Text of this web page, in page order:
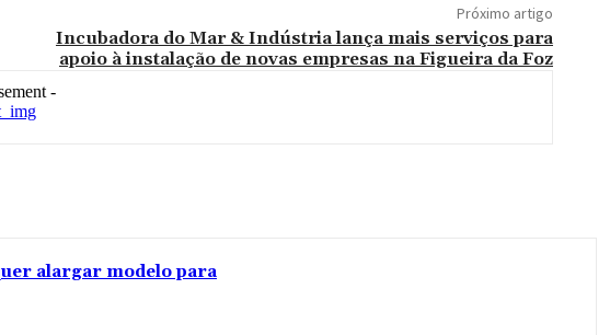
Próximo artigo
Incubadora do Mar & Indústria lança mais serviços para
apoio à instalação de novas empresas na Figueira da Foz
-
alargar modelo para